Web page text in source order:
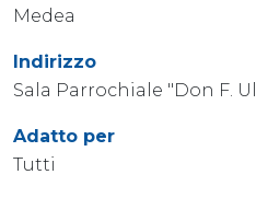
Medea
Indirizzo
Sala Parrochiale "Don F.
Adatto per
Tutti